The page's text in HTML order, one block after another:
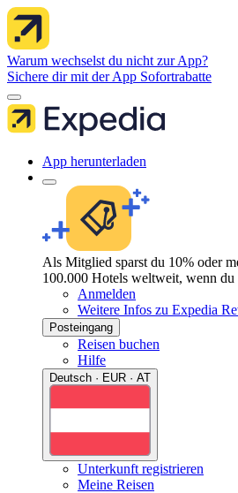
Warum wechselst du nicht zur App?
Sichere dir mit der App Sofortrabatte
App herunterladen
Als Mitglied sparst du 10% oder
100.000 Hotels weltweit, wenn du
Anmelden
Weitere Infos zu Expedia
Posteingang
Reisen buchen
Hilfe
Deutsch · EUR · AT
Unterkunft registrieren
Meine Reisen